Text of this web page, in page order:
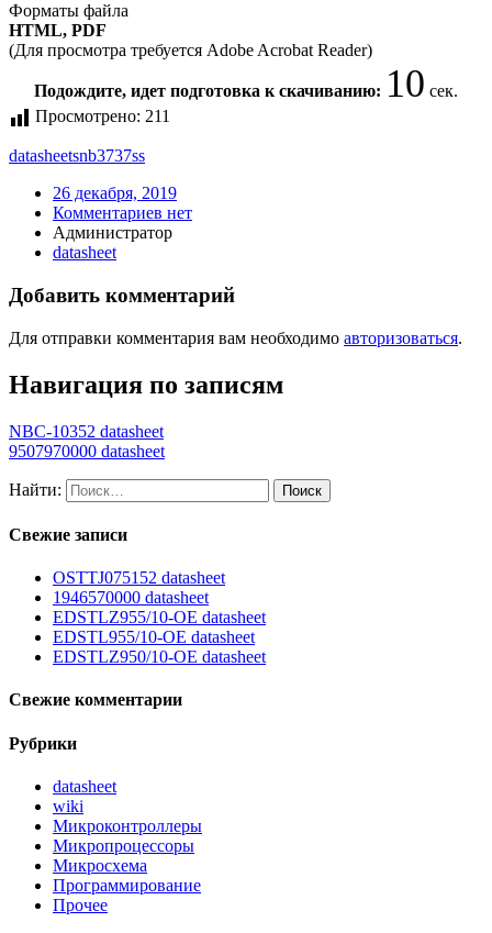
Форматы файла
HTML, PDF
(Для просмотра требуется Adobe Acrobat Reader)
Подождите, идет подготовка к скачиванию: 10 сек.
Просмотрено: 211
datasheetsnb3737ss
26 декабря, 2019
Комментариев нет
Администратор
datasheet
Добавить комментарий
Для отправки комментария вам необходимо авторизоваться.
Навигация по записям
NBC-10352 datasheet
9507970000 datasheet
Найти:
Свежие записи
OSTTJ075152 datasheet
1946570000 datasheet
EDSTLZ955/10-OE datasheet
EDSTL955/10-OE datasheet
EDSTLZ950/10-OE datasheet
Свежие комментарии
Рубрики
datasheet
wiki
Микроконтроллеры
Микропроцессоры
Микросхема
Программирование
Прочее